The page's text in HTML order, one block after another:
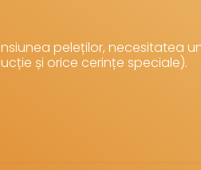
peleților, necesitatea
și orice cerințe speciale).